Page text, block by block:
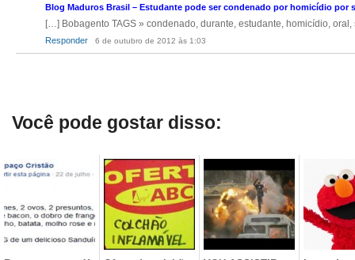
Blog Maduros Brasil – Estudante pode ser condenado por homicídio por
6 de outubro de 2012 às 1:03
[…] Bobagento TAGS » condenado, durante, estudante, homicídio, oral,
Responder
Você pode gostar disso: